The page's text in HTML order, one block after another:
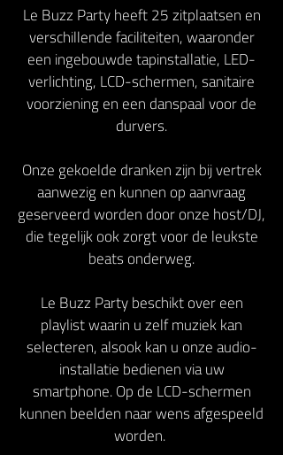
Le Buzz Party heeft 25 zitplaatsen en
verschillende faciliteiten, waaronder
een ingebouwde tapinstallatie, LED-
verlichting, LCD-schermen, sanitaire
voorziening en een danspaal voor de
durvers.
Onze gekoelde dranken zijn bij vertrek
aanwezig en kunnen op aanvraag
geserveerd worden door onze host/DJ,
die tegelijk ook zorgt voor de leukste
beats onderweg.
Le Buzz Party beschikt over een
playlist waarin u zelf muziek kan
selecteren, alsook kan u onze audio-
installatie bedienen via uw
smartphone. Op de LCD-schermen
kunnen beelden naar wens afgespeeld
worden.